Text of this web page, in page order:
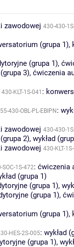
zawodowej 430-430-
(grupa 1),
(grupa 1),
3), ćwiczenia
430-KLT-1S-041 :
430-OBL-PL-EBIPN :
zawodowej 430-430-
2), wykład
zawodowej 430-KLT-
SOC-1S-472: ćwiczenia
(grupa 1)
(grupa 1),
(grupa 1),
(grupa 1),
HES-2S-005: wykład
(grupa 1),